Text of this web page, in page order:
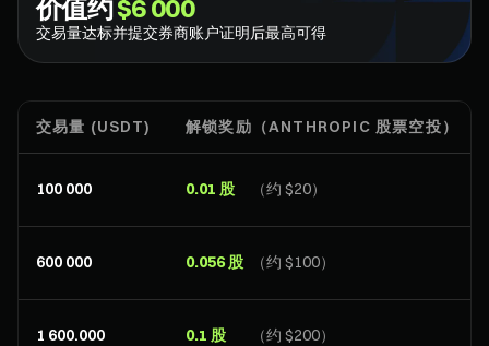
价值约$6 000
交易量达标并提交券商账户证明后最高可得
交易量 (USDT) 解锁奖励（ANTHROPIC 股票空投）
100 000 0.01 股 （约 $20）
600 000 0.056 股 （约 $100）
1 600.000 0.1 股 （约 $200）